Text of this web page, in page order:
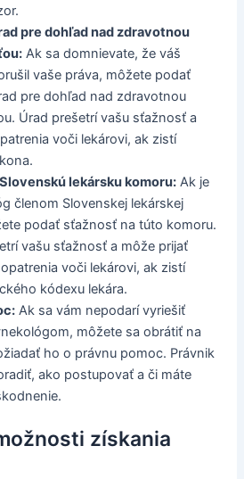
pre dohľad nad zdravotnou
Ak sa domnievate, že váš
vaše práva, môžete podať
pre dohľad nad zdravotnou
Úrad prešetrí vašu sťažnosť a
voči lekárovi, ak zistí
lekársku komoru: Ak je
členom Slovenskej lekárskej
podať sťažnosť na túto komoru.
vašu sťažnosť a môže prijať
voči lekárovi, ak zistí
kódexu lekára.
Ak sa vám nepodarí vyriešiť
môžete sa obrátiť na
ho o právnu pomoc. Právnik
ako postupovať a či máte
získania